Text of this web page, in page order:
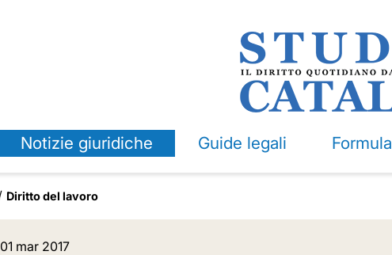
Notizie giuridiche Guide legali
Diritto del lavoro
01 mar 2017